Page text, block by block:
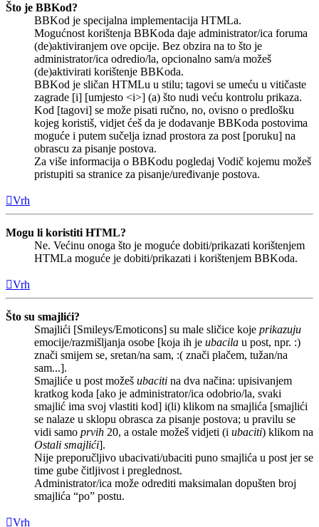
Što je BBKod?
BBKod je specijalna implementacija HTMLa.
Mogućnost korištenja BBKoda daje administrator/ica foruma
(de)aktiviranjem ove opcije. Bez obzira na to što je
administrator/ica odredio/la, opcionalno sam/a možeš
(de)aktivirati korištenje BBKoda.
BBKod je sličan HTMLu u stilu; tagovi se umeću u vitičaste
zagrade [i] [umjesto <i>] (a) što nudi veću kontrolu prikaza.
Kod [tagovi] se može pisati ručno, no, ovisno o predlošku
kojeg koristiš, vidjet ćeš da je dodavanje BBKoda postovima
moguće i putem sučelja iznad prostora za post [poruku] na
obrascu za pisanje postova.
Za više informacija o BBKodu pogledaj Vodič kojemu možeš
pristupiti sa stranice za pisanje/uređivanje postova.
Vrh
Mogu li koristiti HTML?
Ne. Većinu onoga što je moguće dobiti/prikazati korištenjem
HTMLa moguće je dobiti/prikazati i korištenjem BBKoda.
Vrh
Što su smajlići?
Smajlići [Smileys/Emoticons] su male sličice koje prikazuju
emocije/razmišljanja osobe [koja ih je ubacila u post, npr. :)
znači smijem se, sretan/na sam, :( znači plačem, tužan/na
sam...].
Smajliće u post možeš ubaciti na dva načina: upisivanjem
kratkog koda [ako je administrator/ica odobrio/la, svaki
smajlić ima svoj vlastiti kod] i(li) klikom na smajlića [smajlići
se nalaze u sklopu obrasca za pisanje postova; u pravilu se
vidi samo prvih 20, a ostale možeš vidjeti (i ubaciti) klikom na
Ostali smajlići].
Nije preporučljivo ubacivati/ubaciti puno smajlića u post jer se
time gube čitljivost i preglednost.
Administrator/ica može odrediti maksimalan dopušten broj
smajlića “po” postu.
Vrh